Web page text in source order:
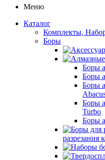
Меню
Каталог
Комплекты,
Боры
Боры
Боры
Боры
Боры
Turbo
Боры
разрезания